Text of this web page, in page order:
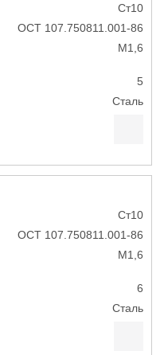
Ст10
ОСТ 107.750811.001-86
М1,6
5
Сталь
Ст10
ОСТ 107.750811.001-86
М1,6
6
Сталь